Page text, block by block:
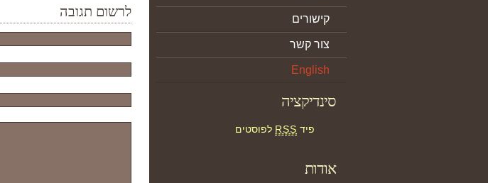
קישורים
צור קשר
English
סינדיקציה
פיד RSS לפוסטים
אודות
לרשום תגובה